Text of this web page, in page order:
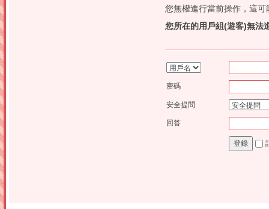
您無權進行當前操作，這
您所在的用戶組(遊客)無法
密碼
安全提問
回答
登錄